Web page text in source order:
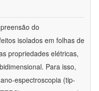
do
isolados em folhas de
propriedades elétricas,
Para isso,
espectroscopia (tip-